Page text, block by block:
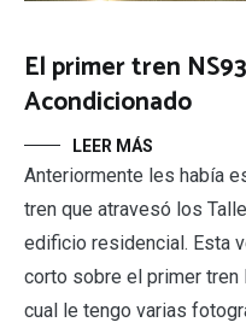
El primer tren
Acondicionado
LEER MÁS
Anteriormente les había
tren que atravesó los
edificio residencial. Esta
corto sobre el primer tren
cual le tengo varias